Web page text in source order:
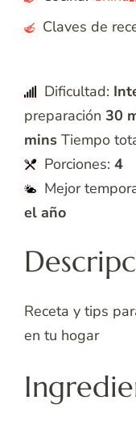
Claves de
Dificultad:
preparación 30
mins Tiempo
Porciones: 4
Mejor
el año
Receta y tips
en tu hogar